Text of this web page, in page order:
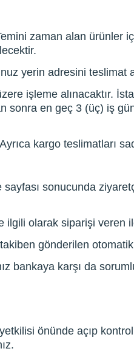
zaman alan ürünler
yerin adresini teslimat
işleme alınacaktır.
sonra en geç 3 (üç) iş
kargo teslimatları
sonucunda
olarak siparişi veren
gönderilen
bankaya karşı da
önünde açıp